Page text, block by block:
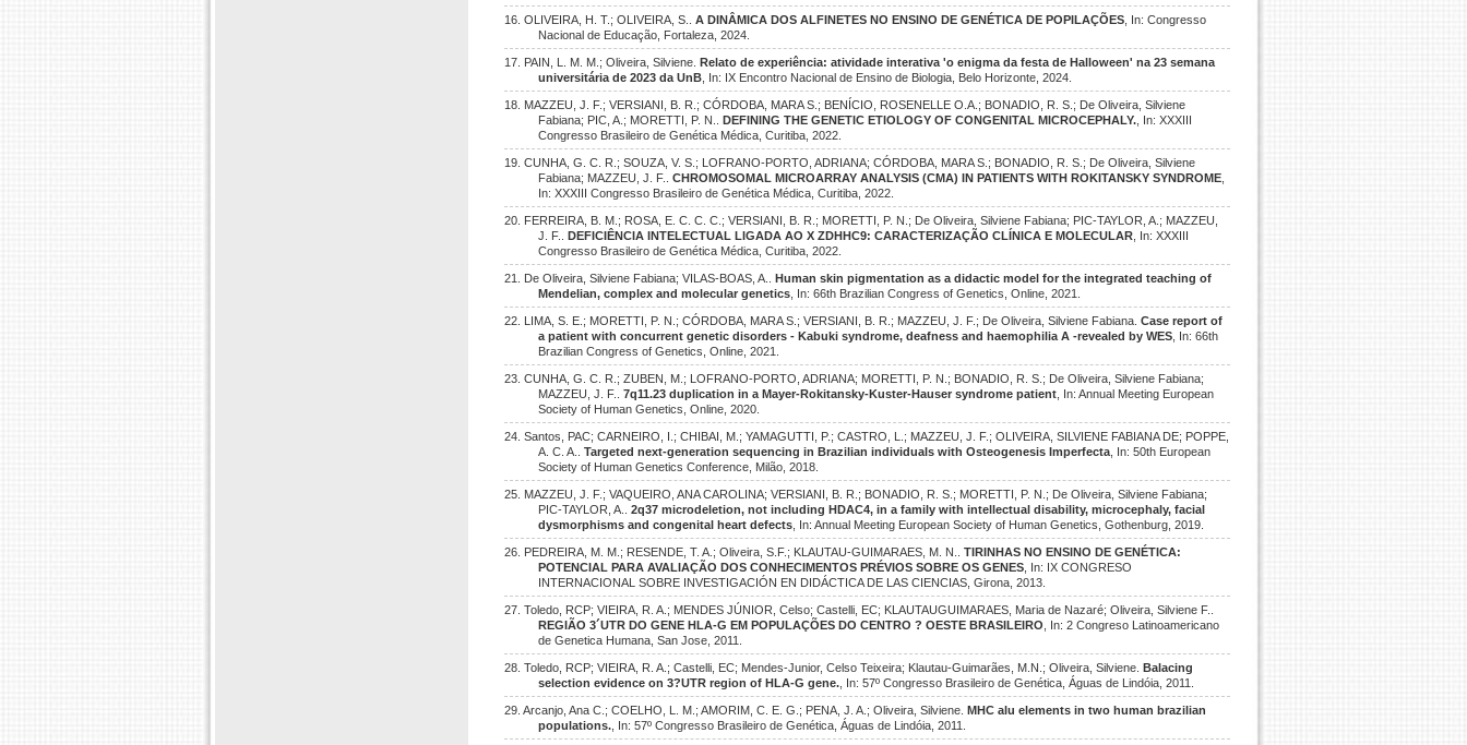
16. OLIVEIRA, H. T.; OLIVEIRA, S.. A DINÂMICA DOS ALFINETES NO ENSINO DE GENÉTICA DE POPILAÇÕES , In: Congresso
Nacional de Educação, Fortaleza, 2024.
17. PAIN, L. M. M.; Oliveira, Silviene. Relato de experiência: atividade interativa 'o enigma da festa de Halloween' na 23 semana
universitária de 2023 da UnB , In: IX Encontro Nacional de Ensino de Biologia, Belo Horizonte, 2024.
18. MAZZEU, J. F.; VERSIANI, B. R.; CÓRDOBA, MARA S.; BENÍCIO, ROSENELLE O.A.; BONADIO, R. S.; De Oliveira, Silviene
Fabiana; PIC, A.; MORETTI, P. N..DEFINING THE GENETIC ETIOLOGY OF CONGENITAL MICROCEPHALY. , In: XXXIII
Congresso Brasileiro de Genética Médica, Curitiba, 2022.
19. CUNHA, G. C. R.; SOUZA, V. S.; LOFRANO-PORTO, ADRIANA; CÓRDOBA, MARA S.; BONADIO, R. S.; De Oliveira, Silviene
Fabiana; MAZZEU, J. F..CHROMOSOMAL MICROARRAY ANALYSIS (CMA) IN PATIENTS WITH ROKITANSKY SYNDROME
In: XXXIII Congresso Brasileiro de Genética Médica, Curitiba, 2022.
20. FERREIRA, B. M.; ROSA, E. C. C. C.; VERSIANI, B. R.; MORETTI, P. N.; De Oliveira, Silviene Fabiana; PIC-TAYLOR, A.; MAZZEU,
J. F..DEFICIÊNCIA INTELECTUAL LIGADA AO X ZDHHC9: CARACTERIZAÇÃO CLÍNICA E MOLECULAR , In: XXXIII
Congresso Brasileiro de Genética Médica, Curitiba, 2022.
21. De Oliveira, Silviene Fabiana; VILAS-BOAS, A.. Human skin pigmentation as a didactic model for the integrated teaching of
Mendelian, complex and molecular genetics , In: 66th Brazilian Congress of Genetics, Online, 2021.
22. LIMA, S. E.; MORETTI, P. N.; CÓRDOBA, MARA S.; VERSIANI, B. R.; MAZZEU, J. F.; De Oliveira, Silviene Fabiana. Case report of
a patient with concurrent genetic disorders - Kabuki syndrome, deafness and haemophilia A -revealed by WES , In: 66th
Brazilian Congress of Genetics, Online, 2021.
23. CUNHA, G. C. R.; ZUBEN, M.; LOFRANO-PORTO, ADRIANA; MORETTI, P. N.; BONADIO, R. S.; De Oliveira, Silviene Fabiana;
MAZZEU, J. F..7q11.23 duplication in a Mayer-Rokitansky-Kuster-Hauser syndrome patient , In: Annual Meeting European
Society of Human Genetics, Online, 2020.
24. Santos, PAC; CARNEIRO, I.; CHIBAI, M.; YAMAGUTTI, P.; CASTRO, L.; MAZZEU, J. F.; OLIVEIRA, SILVIENE FABIANA DE; POPPE,
A. C. A..Targeted next-generation sequencing in Brazilian individuals with Osteogenesis Imperfecta , In: 50th European
Society of Human Genetics Conference, Milão, 2018.
25. MAZZEU, J. F.; VAQUEIRO, ANA CAROLINA; VERSIANI, B. R.; BONADIO, R. S.; MORETTI, P. N.; De Oliveira, Silviene Fabiana;
PIC-TAYLOR, A..2q37 microdeletion, not including HDAC4, in a family with intellectual disability, microcephaly, facial
dysmorphisms and congenital heart defects , In: Annual Meeting European Society of Human Genetics, Gothenburg, 2019.
26. PEDREIRA, M. M.; RESENDE, T. A.; Oliveira, S.F.; KLAUTAU-GUIMARAES, M. N.. TIRINHAS NO ENSINO DE GENÉTICA:
POTENCIAL PARA AVALIAÇÃO DOS CONHECIMENTOS PRÉVIOS SOBRE OS GENES , In: IX CONGRESO
INTERNACIONAL SOBRE INVESTIGACIÓN EN DIDÁCTICA DE LAS CIENCIAS, Girona, 2013.
27. Toledo, RCP; VIEIRA, R. A.; MENDES JÚNIOR, Celso; Castelli, EC; KLAUTAUGUIMARAES, Maria de Nazaré; Oliveira, Silviene F..
REGIÃO 3´UTR DO GENE HLA-G EM POPULAÇÕES DO CENTRO ? OESTE BRASILEIRO
, In: 2 Congreso Latinoamericano
de Genetica Humana, San Jose, 2011.
28. Toledo, RCP; VIEIRA, R. A.; Castelli, EC; Mendes-Junior, Celso Teixeira; Klautau-Guimarães, M.N.; Oliveira, Silviene. Balacing
selection evidence on 3?UTR region of HLA-G gene. , In: 57º Congresso Brasileiro de Genética, Águas de Lindóia, 2011.
29. Arcanjo, Ana C.; COELHO, L. M.; AMORIM, C. E. G.; PENA, J. A.; Oliveira, Silviene. MHC alu elements in two human brazilian
populations. , In: 57º Congresso Brasileiro de Genética, Águas de Lindóia, 2011.